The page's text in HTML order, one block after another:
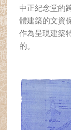
中正紀念堂的
體建築的文資
作為呈現建築
的。